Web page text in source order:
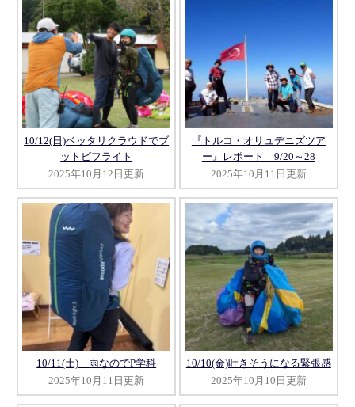
10/12(日)ベッタリクラウドでブ
ットビフライト
2025年10月12日更新
『トルコ・オリュデニズツア
ー』レポート 9/20～28
2025年10月11日更新
10/11(土) 雨なのでP学科
2025年10月11日更新
10/10(金)吐きそうになる緊張感
2025年10月10日更新